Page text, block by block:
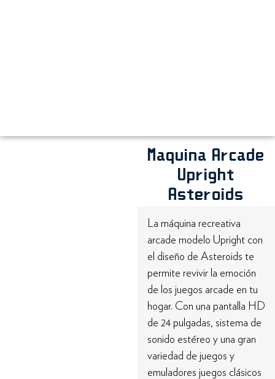
Maquina Arcade
Upright
Asteroids
La máquina recreativa
arcade modelo Upright con
el diseño de Asteroids te
permite revivir la emoción
de los juegos arcade en tu
hogar. Con una pantalla HD
de 24 pulgadas, sistema de
sonido estéreo y una gran
variedad de juegos y
emuladores juegos clásicos